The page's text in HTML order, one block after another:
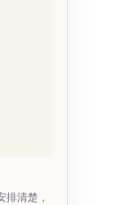
清楚，